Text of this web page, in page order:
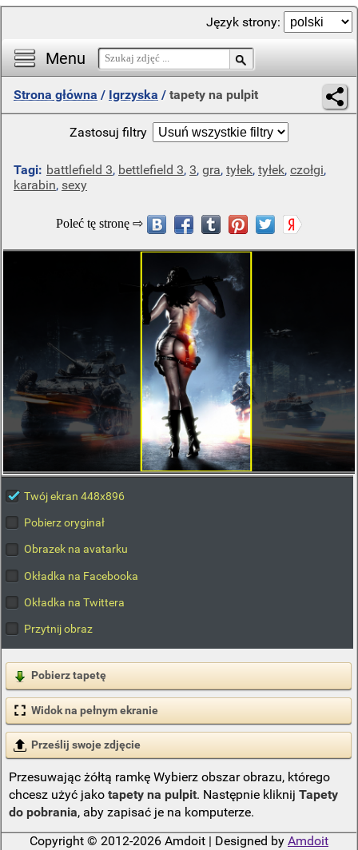
Menu
Język strony:
Strona główna / Igrzyska / tapety na pulpit
Zastosuj filtry
Tagi: battlefield 3, bettlefield 3, 3, gra, tyłek, tyłek, czołgi,
karabin, sexy
Twój ekran 448x896
Pobierz oryginał
Obrazek na avatarku
Okładka na Facebooka
Okładka na Twittera
Przytnij obraz
Pobierz tapetę
Widok na pełnym ekranie
Prześlij swoje zdjęcie
Przesuwając żółtą ramkę Wybierz obszar obrazu, którego
chcesz użyć jako tapety na pulpit. Następnie kliknij Tapety
do pobrania, aby zapisać je na komputerze.
Copyright © 2012-2026 Amdoit | Designed by Amdoit